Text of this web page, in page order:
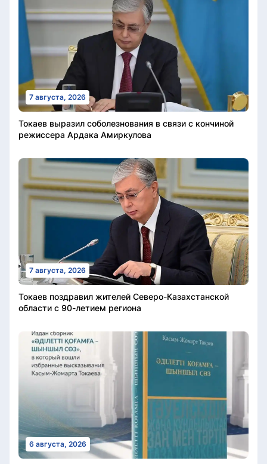
7 августа, 2026
Токаев выразил соболезнования в связи с кончиной
режиссера Ардака Амиркулова
7 августа, 2026
Токаев поздравил жителей Северо-Казахстанской
области с 90-летием региона
6 августа, 2026